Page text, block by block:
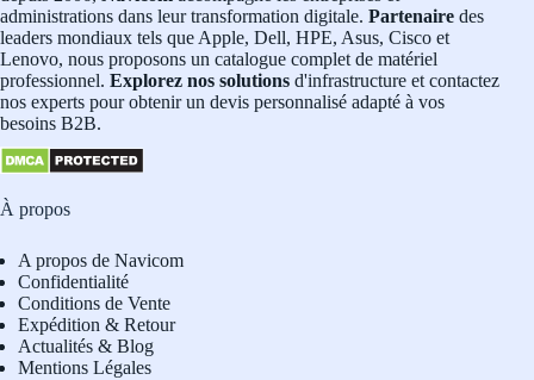
administrations dans leur transformation digitale. Partenaire des
leaders mondiaux tels que Apple, Dell, HPE, Asus, Cisco et
Lenovo, nous proposons un catalogue complet de matériel
professionnel. Explorez nos solutions d'infrastructure et contactez
nos experts pour obtenir un devis personnalisé adapté à vos
besoins B2B.
À propos
A propos de Navicom
Confidentialité
Conditions de Vente
Expédition & Retour
Actualités & Blog
Mentions Légales